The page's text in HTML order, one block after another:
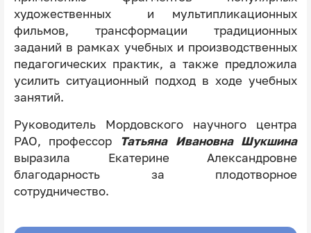
художественных и мультипликационных
фильмов, трансформации традиционных
заданий в рамках учебных и производственных
педагогических практик, а также предложила
усилить ситуационный подход в ходе учебных
занятий.
Руководитель Мордовского научного центра
РАО, профессор Татьяна Ивановна Шукшина
выразила Екатерине Александровне
благодарность за плодотворное
сотрудничество.